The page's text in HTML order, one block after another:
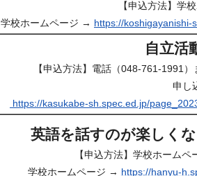
【申込方法】学
学校ホームページ → https://koshigayanishi-
自立活
【申込方法】電話（048-761-1991
申し
https://kasukabe-sh.spec.ed.jp/
英語を話すのが楽しく
【申込方法】学校ホーム
学校ホームページ → https://hanyu-